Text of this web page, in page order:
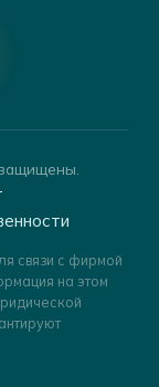
связи с фирмой
на этом